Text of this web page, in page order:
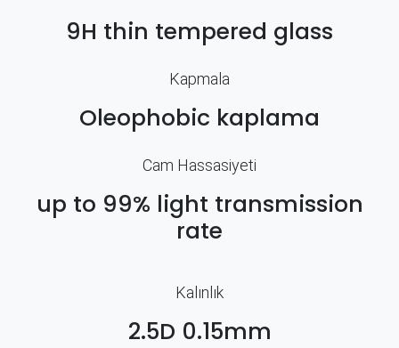
9H thin tempered glass
Kapmala
Oleophobic kaplama
Cam Hassasiyeti
up to 99% light transmission
rate
Kalınlık
2.5D 0.15mm